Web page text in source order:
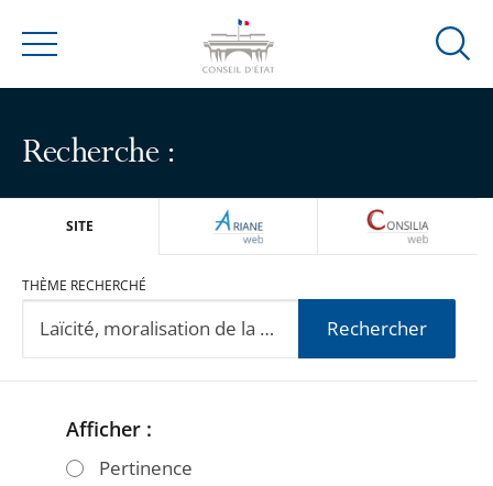
Menu
Ouvrir
Recherche :
SITE ARIANEWEB
THÈME RECHERCHÉ
Rechercher
Passer
PasserAfficher :
Pertinence